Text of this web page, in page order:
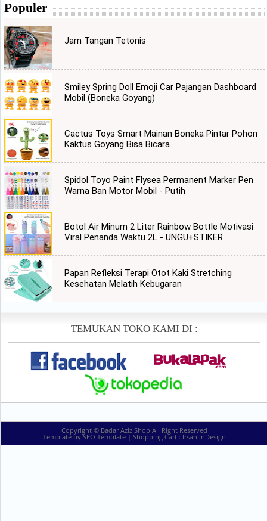
Populer
Jam Tangan Tetonis
Smiley Spring Doll Emoji Car Pajangan Dashboard
Mobil (Boneka Goyang)
Cactus Toys Smart Mainan Boneka Pintar Pohon
Kaktus Goyang Bisa Bicara
Spidol Toyo Paint Flysea Permanent Marker Pen
Warna Ban Motor Mobil - Putih
Botol Air Minum 2 Liter Rainbow Bottle Motivasi
Viral Penanda Waktu 2L - UNGU+STIKER
Papan Refleksi Terapi Otot Kaki Stretching
Kesehatan Melatih Kebugaran
TEMUKAN TOKO KAMI DI :
Copyright © Badar Aziz Shop All Right Reserved
Template bySEO Template| Shopping Cart : Irsah inDesign